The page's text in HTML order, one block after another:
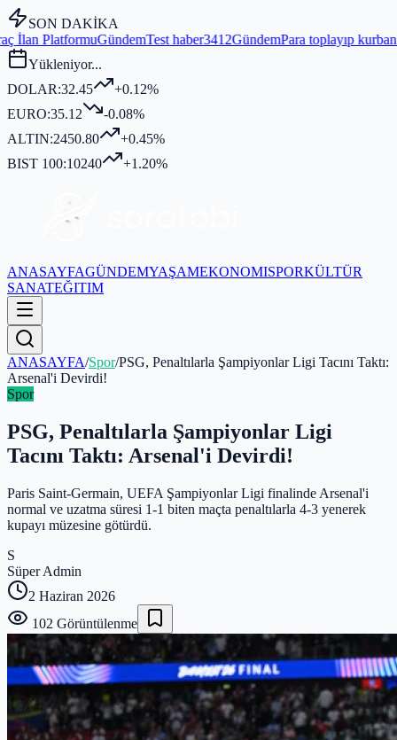
SON DAKİKA
Test haber3412GündemPara toplayıp kurban kesmediği iddia
Yükleniyor...
DOLAR:32.45
+0.12%
EURO:35.12
-0.08%
ALTIN:2450.80
+0.45%
BIST 100:10240 +1.20%
ANASAYFAGÜNDEMYAŞAMEKONOMISPORKÜLTÜR
SANATEĞITIM
ANASAYFA/Spor/PSG, Penaltılarla Şampiyonlar Ligi Tacını Taktı:
Arsenal'i Devirdi!
Spor
PSG, Penaltılarla Şampiyonlar Ligi
Tacını Taktı: Arsenal'i Devirdi!
Paris Saint-Germain, UEFA Şampiyonlar Ligi finalinde Arsenal'i
normal ve uzatma süresi 1-1 biten maçta penaltılarla 4-3 yenerek
kupayı müzesine götürdü.
S
Süper Admin
2 Haziran 2026
102 Görüntülenme